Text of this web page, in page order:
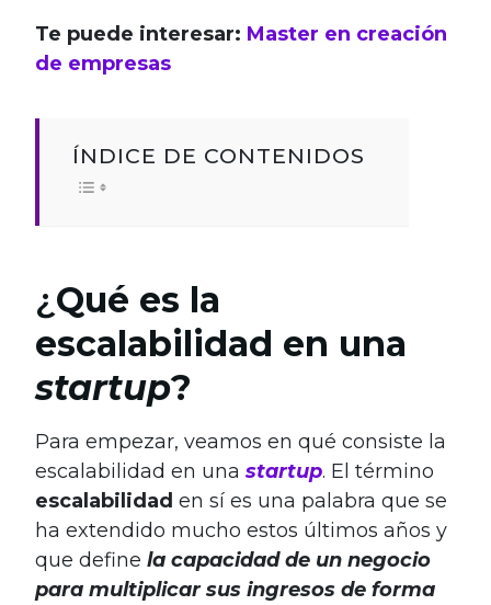
Te puede interesar: Master en creación
de empresas
ÍNDICE DE CONTENIDOS
¿ Qué es la
escalabilidad en una
startup?
Para empezar, veamos en qué consiste la
escalabilidad en una startup. El término
escalabilidad en sí es una palabra que se
ha extendido mucho estos últimos años y
que define la capacidad de un negocio
para multiplicar sus ingresos de forma